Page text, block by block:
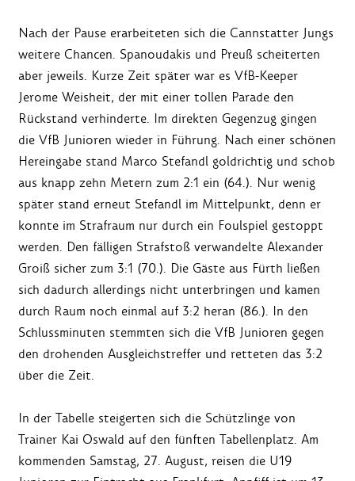
Nach der Pause erarbeiteten sich die Cannstatter Jungs
weitere Chancen. Spanoudakis und Preuß scheiterten
aber jeweils. Kurze Zeit später war es VfB-Keeper
Jerome Weisheit, der mit einer tollen Parade den
Rückstand verhinderte. Im direkten Gegenzug gingen
die VfB Junioren wieder in Führung. Nach einer schönen
Hereingabe stand Marco Stefandl goldrichtig und schob
aus knapp zehn Metern zum 2:1 ein (64.). Nur wenig
später stand erneut Stefandl im Mittelpunkt, denn er
konnte im Strafraum nur durch ein Foulspiel gestoppt
werden. Den fälligen Strafstoß verwandelte Alexander
Groiß sicher zum 3:1 (70.). Die Gäste aus Fürth ließen
sich dadurch allerdings nicht unterbringen und kamen
durch Raum noch einmal auf 3:2 heran (86.). In den
Schlussminuten stemmten sich die VfB Junioren gegen
den drohenden Ausgleichstreffer und retteten das 3:2
über die Zeit.
In der Tabelle steigerten sich die Schützlinge von
Trainer Kai Oswald auf den fünften Tabellenplatz. Am
kommenden Samstag, 27. August, reisen die U19